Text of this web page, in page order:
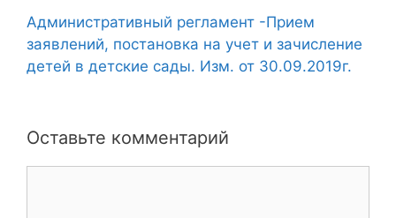
Административный регламент -Прием
заявлений, постановка на учет и зачисление
детей в детские сады. Изм. от 30.09.2019г.
Оставьте комментарий